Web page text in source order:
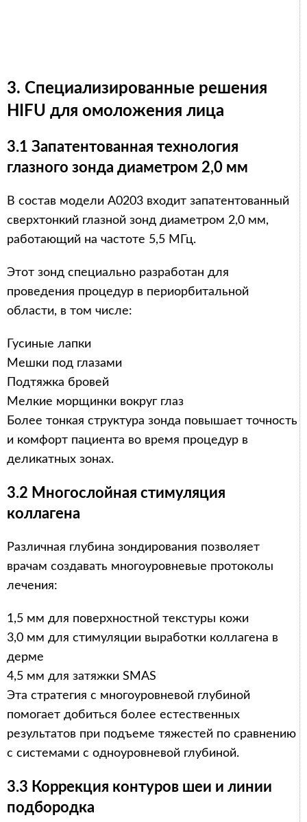
3. Специализированные решения
HIFU для омоложения лица
3.1 Запатентованная технология
глазного зонда диаметром 2,0 мм
В состав модели A0203 входит запатентованный
сверхтонкий глазной зонд диаметром 2,0 мм,
работающий на частоте 5,5 МГц.
Этот зонд специально разработан для
проведения процедур в периорбитальной
области, в том числе:
Гусиные лапки
Мешки под глазами
Подтяжка бровей
Мелкие морщинки вокруг глаз
Более тонкая структура зонда повышает точность
и комфорт пациента во время процедур в
деликатных зонах.
3.2 Многослойная стимуляция
коллагена
Различная глубина зондирования позволяет
врачам создавать многоуровневые протоколы
лечения:
1,5 мм для поверхностной текстуры кожи
3,0 мм для стимуляции выработки коллагена в
дерме
4,5 мм для затяжки SMAS
Эта стратегия с многоуровневой глубиной
помогает добиться более естественных
результатов при подъеме тяжестей по сравнению
с системами с одноуровневой глубиной.
3.3 Коррекция контуров шеи и линии
подбородка